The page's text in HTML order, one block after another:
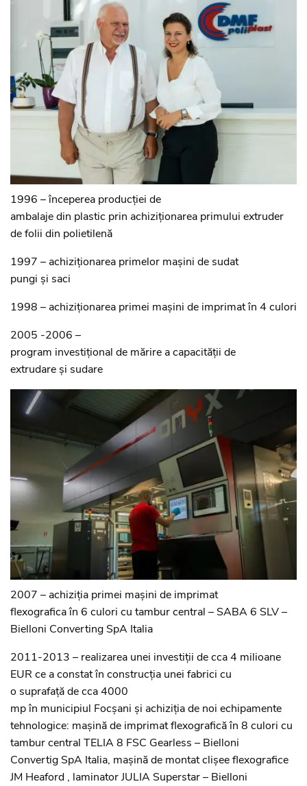
1996 – începerea producției de
ambalaje din plastic prin achiziționarea primului extruder
de folii din polietilenă
1997 – achiziționarea primelor mașini de sudat
pungi și saci
1998 – achiziționarea primei mașini de imprimat în 4 culori
2005 -2006 –
program investițional de mărire a capacității de
extrudare și sudare
2007 – achiziția primei mașini de imprimat
flexografica în 6 culori cu tambur central – SABA 6 SLV –
Bielloni Converting SpA Italia
2011-2013 – realizarea unei investiții de cca 4 milioane
EUR ce a constat în construcția unei fabrici cu
o suprafață de cca 4000
mp în municipiul Focșani și achiziția de noi echipamente
tehnologice: mașină de imprimat flexografică în 8 culori cu
tambur central TELIA 8 FSC Gearless – Bielloni
Convertig SpA Italia, mașină de montat clișee flexografice
JM Heaford , laminator JULIA Superstar – Bielloni